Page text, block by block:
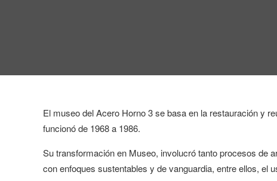
El museo del Acero Horno 3 se basa en la restauración y
funcionó de 1968 a 1986.
Su transformación en Museo, involucró tanto procesos de
con enfoques sustentables y de vanguardia, entre ellos, el